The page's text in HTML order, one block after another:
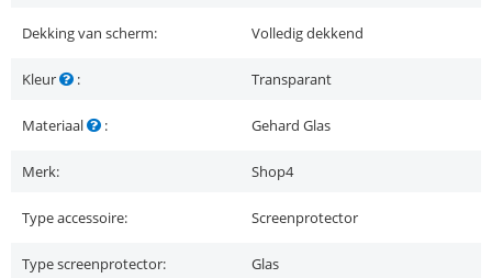
Dekking van scherm: Volledig dekkend
Kleur : Transparant
Materiaal : Gehard Glas
Merk: Shop4
Type accessoire: Screenprotector
Type screenprotector: Glas